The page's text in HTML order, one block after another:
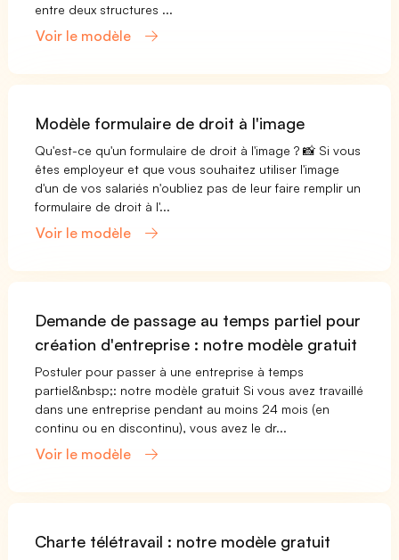
entre deux structures ...
Voir le modèle
Modèle formulaire de droit à l'image
Qu'est-ce qu'un formulaire de droit à l'image ? 📸 Si vous
êtes employeur et que vous souhaitez utiliser l'image
d'un de vos salariés n'oubliez pas de leur faire remplir un
formulaire de droit à l'...
Voir le modèle
Demande de passage au temps partiel pour
création d'entreprise : notre modèle gratuit
Postuler pour passer à une entreprise à temps
partiel&nbsp;: notre modèle gratuit Si vous avez travaillé
dans une entreprise pendant au moins 24 mois (en
continu ou en discontinu), vous avez le dr...
Voir le modèle
Charte télétravail : notre modèle gratuit